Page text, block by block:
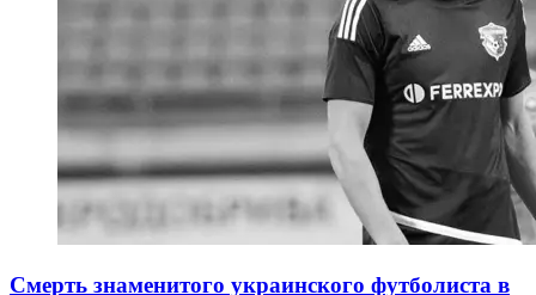
Смерть знаменитого украинского футболиста в